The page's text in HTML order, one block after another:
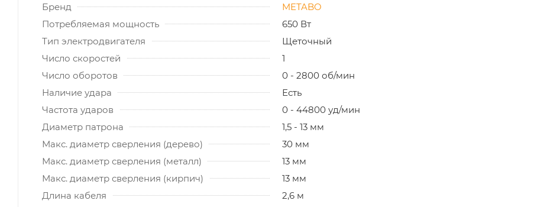
Бренд
METABO
Потребляемая мощность
650 Вт
Тип электродвигателя
Щеточный
Число скоростей
1
Число оборотов
0 - 2800 об/мин
Наличие удара
Есть
Частота ударов
0 - 44800 уд/мин
Диаметр патрона
1,5 - 13 мм
Макс. диаметр сверления (дерево)
30 мм
Макс. диаметр сверления (металл)
13 мм
Макс. диаметр сверления (кирпич)
13 мм
Длина кабеля
2,6 м